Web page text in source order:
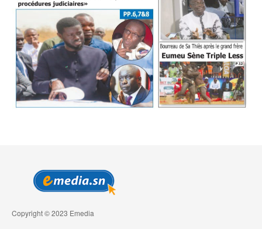
Copyright © 2023 Emedia